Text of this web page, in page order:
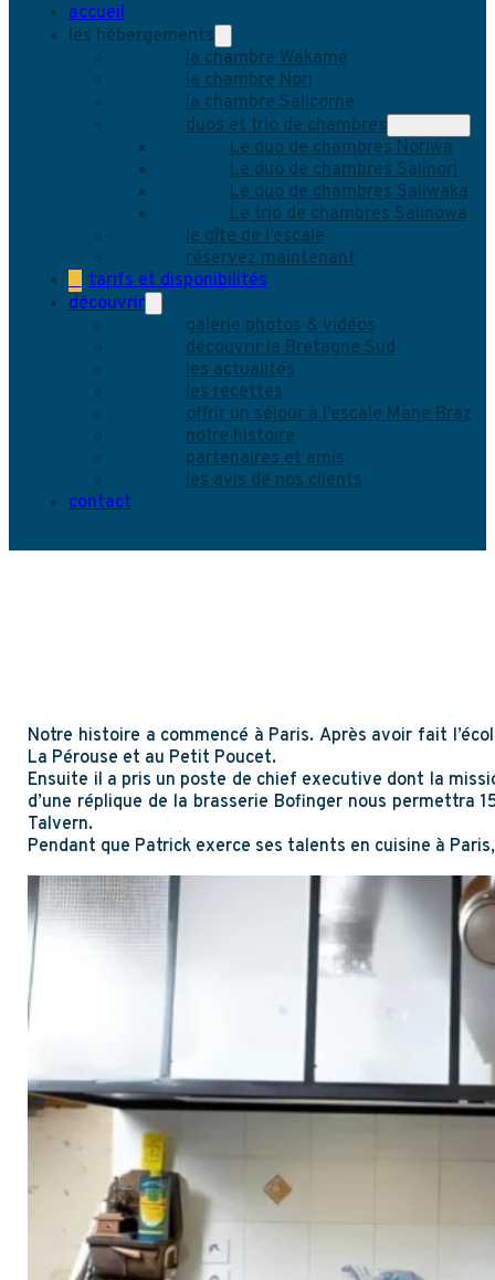
accueil
les hébergements
la chambre Wakamé
la chambre Nori
la chambre Salicorne
duos et trio de chambres
Le duo de chambres Noriwa
Le duo de chambres Salinori
Le duo de chambres Saliwaka
Le trio de chambres Salinowa
le gîte de l’escale
réservez maintenant
tarifs et disponibilités
découvrir
galerie photos & vidéos
découvrir la Bretagne Sud
les actualités
les recettes
offrir un séjour à l’escale Mane Braz
notre histoire
partenaires et amis
les avis de nos clients
contact
Notre histoire a commencé à Paris. Après avoir fait
La Pérouse et au Petit Poucet.
Ensuite il a pris un poste de chief executive dont la
d’une réplique de la brasserie Bofinger nous permettra
Talvern.
Pendant que Patrick exerce ses talents en cuisine à